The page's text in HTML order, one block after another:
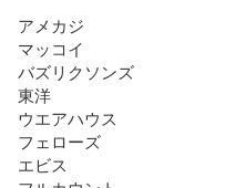
アメカジ
マッコイ
バズリクソンズ
東洋
ウエアハウス
フェローズ
エビス